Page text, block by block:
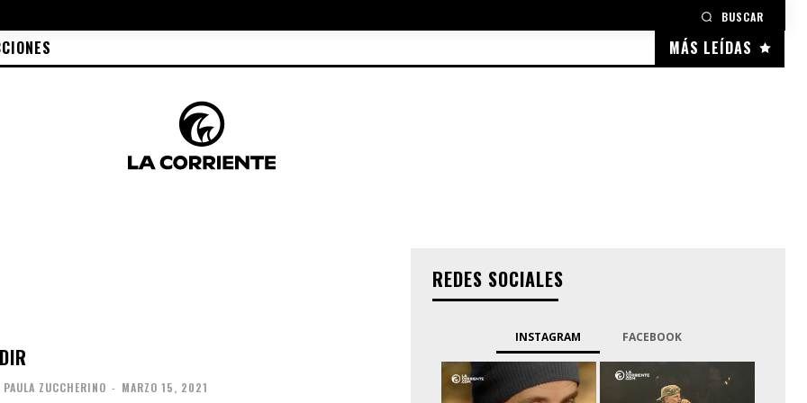
BUSCAR
MÁS LEÍDAS
ZUCCHERINO - MARZO 15, 2021
REDES SOCIALES
INSTAGRAM FACEBOOK